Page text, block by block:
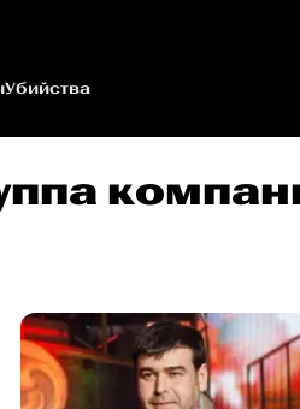
Убийства